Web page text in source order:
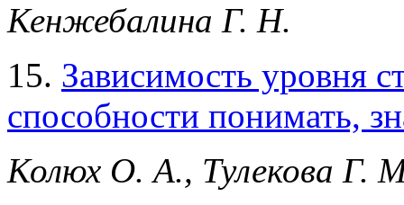
Кенжебалина Г. Н.
15. Зависимость уровня
способности понимать,
Колюх О. А., Тулекова Г.